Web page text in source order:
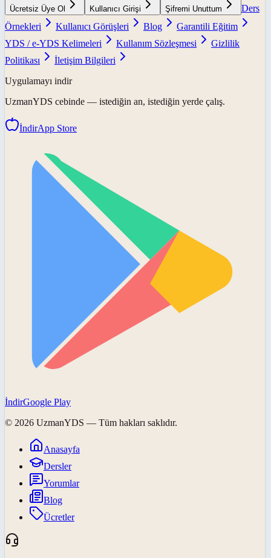
Ücretsiz Üye Ol Kullanıcı Girişi Şifremi Unuttum
Ders
Örnekleri
Kullanıcı Görüşleri Blog
Garantili Eğitim
YDS / e-YDS Kelimeleri
Kullanım Sözleşmesi
Gizlilik
Politikası
İletişim Bilgileri
Uygulamayı indir
UzmanYDS cebinde — istediğin an, istediğin yerde çalış.
İndirApp Store
İndirGoogle Play
© 2026 UzmanYDS — Tüm hakları saklıdır.
Anasayfa
Dersler
Yorumlar
Blog
Ücretler